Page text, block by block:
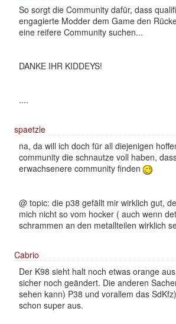
So sorgt die Community dafür, dass
engagierte Modder dem Game den
eine reifere Community suchen...
DANKE IHR KIDDEYS!
....
spaetzle
na, da will ich doch für all diejenigen
community die schnautze voll haben,
erwachsenere community finden
@ topic: die p38 gefällt mir wirklich gut,
mich nicht so vom hocker ( auch wenn
schrammen an den metallteilen wirklich
Cabrio
Der K98 sieht halt noch etwas orange
sicher noch geändert. Die anderen
sehen kann) P38 und vorallem das
schon super aus.